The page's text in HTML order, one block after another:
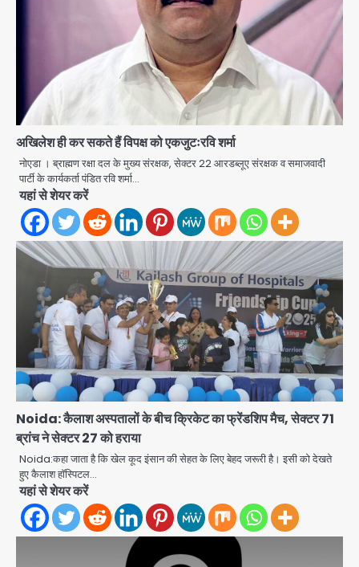
अखिलेश ही कर सकते हैं विपक्ष को एकजुटःरवि शर्मा
नोएडा । ब्राह्मण रक्षा दल के मुख्य संरक्षक, सेक्टर 22 आरडब्लूए संरक्षक व समाजवादी
पार्टी के कार्यकर्ता पंडित रवि शर्मा…
यहां से शेयर करें
Noida: कैलाश अस्पतालों के बीच क्रिकेट का फ्रेंडशिप मैच, सेक्टर 71
ब्रांच ने सेक्टर 27 को हराया
Noida:कहा जाता है कि खेल कूद इंसान की सेहत के लिए बेहद जरूरी है। इसी को देखते
हुए कैलाश हॉस्पिटल…
यहां से शेयर करें
2
Minor daughter abuse case in
Noida: 7 साल की मासूम बेटी के साथ
अश्लील हरकत करने वाले पिता को मां ने रंगेहाथ
पकड़ा, पुलिस ने किया गिरफ्तार
Avinash Kumar
3
Snatcher: नोएडा में रैपिडो चालक निकला
मोबाइल स्नैचर गैंग का मास्टरमाइंड, जीरा-बॉल
बेचने वालों को बेचता था चोरी के फोन; 8
गिरफ्तार, 98 मोबाइल और 450 पार्ट्स बरामद
Avinash Kumar